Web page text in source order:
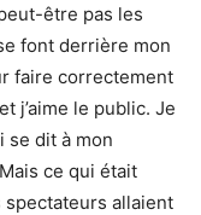
être pas les
font derrière mon
faire correctement
j’aime le public. Je
se dit à mon
ce qui était
spectateurs allaient